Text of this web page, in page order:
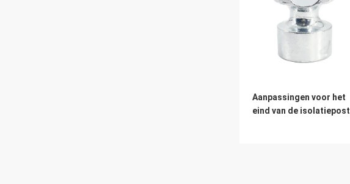
Aanpassingen voor het
eind van de isolatiepost